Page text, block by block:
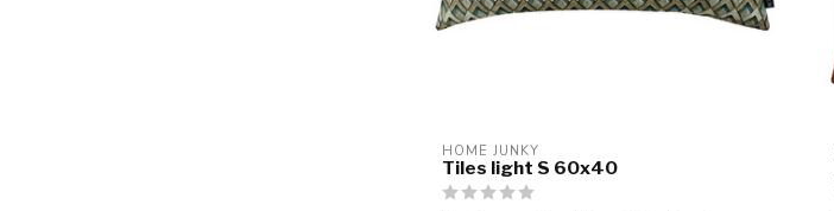
HOME JUNKY
Tiles light S 60x40